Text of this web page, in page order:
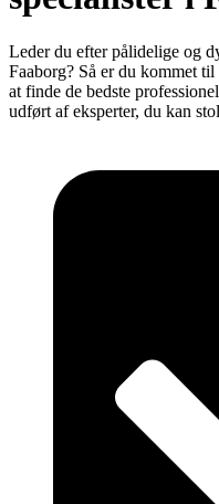
Leder du efter pålidelige og
Faaborg? Så er du kommet
at finde de bedste
udført af eksperter, du kan